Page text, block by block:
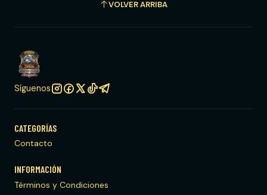
VOLVER ARRIBA
Síguenos
CATEGORÍAS
Contacto
INFORMACIÓN
Términos y Condiciones